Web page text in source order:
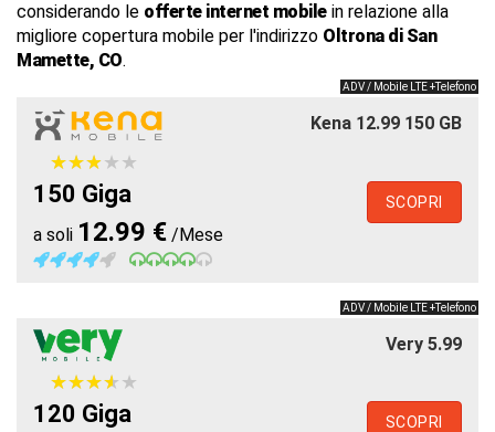
considerando le offerte internet mobilein relazione alla
migliore copertura mobile per l'indirizzo Oltrona di San
Mamette, CO.
ADV / Mobile LTE +Telefono
Kena 12.99 150 GB
★★★★★
★★★★★
150 Giga
a soli 12.99 € /Mese
SCOPRI
ADV / Mobile LTE +Telefono
Very 5.99
★★★★★
★★★★★
120 Giga SCOPRI